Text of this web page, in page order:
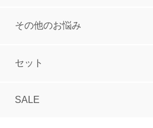
その他のお悩み
セット
SALE